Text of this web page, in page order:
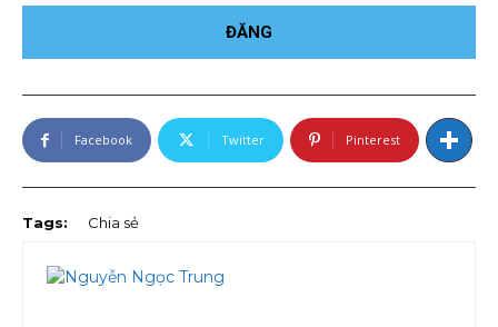
Facebook Twitter Pinterest
Tags: Chia sẻ